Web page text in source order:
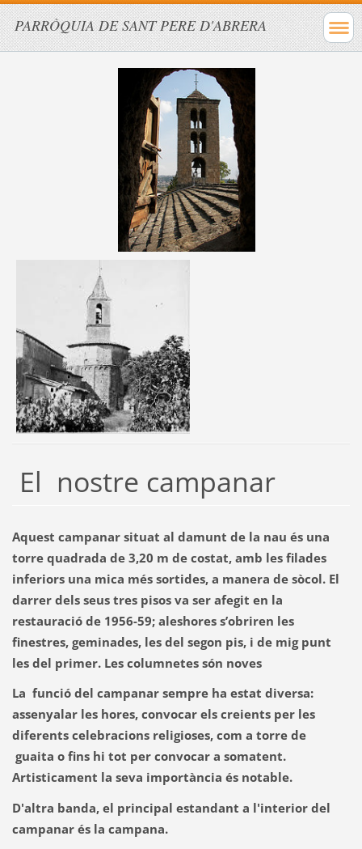
PARRÒQUIA DE SANT PERE D'ABRERA
El nostre campanar
Aquest campanar situat al damunt de la nau és una
torre quadrada de 3,20 m de costat, amb les filades
inferiors una mica més sortides, a manera de sòcol. El
darrer dels seus tres pisos va ser afegit en la
restauració de 1956-59; aleshores s’obriren les
finestres, geminades, les del segon pis, i de mig punt
les del primer. Les columnetes són noves
La funció del campanar sempre ha estat diversa:
assenyalar les hores, convocar els creients per les
diferents celebracions religioses, com a torre de
guaita o fins hi tot per convocar a somatent.
Artisticament la seva importància és notable.
D'altra banda, el principal estandant a l'interior del
campanar és la campana.